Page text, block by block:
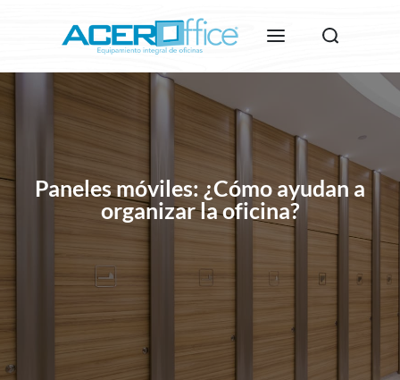
Paneles móviles: ¿Cómo ayudan a
organizar la oficina?